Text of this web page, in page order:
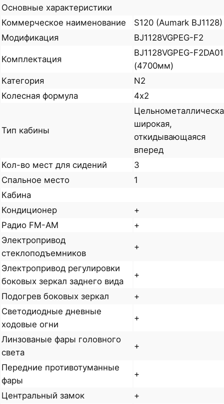
Основные характеристики
Коммерческое наименование
S120 (Aumark BJ1128)
Модификация
BJ1128VGPEG-F2
Комплектация
BJ1128VGPEG-F2DA01
(4700мм)
Категория
N2
Колесная формула
4х2
Тип кабины
широкая,
откидывающаяся
вперед
Кол-во мест для сидений
3
Спальное место
1
Кабина
Кондиционер
+
Радио FM-AM
+
Электропривод
стеклоподъемников
+
Электропривод регулировки
боковых зеркал заднего вида
+
Подогрев боковых зеркал
+
Светодиодные дневные
ходовые огни
+
Линзованые фары головного
света
+
Передние противотуманные
фары
+
Центральный замок
+